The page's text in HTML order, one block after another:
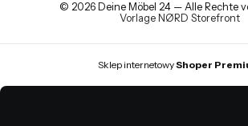
© 2026 Deine Möbel 24 — Alle Rechte
Vorlage NØRD Storefront
Sklep internetowyShoper